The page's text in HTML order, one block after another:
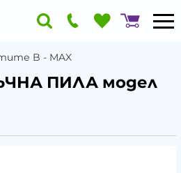
B - MAX
ПИЛА модел